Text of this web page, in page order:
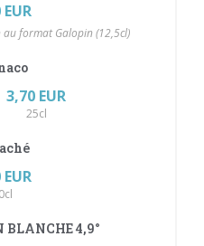
au format Galopin (12,5cl)
3,70 EUR
25cl
BLANCHE 4,9°